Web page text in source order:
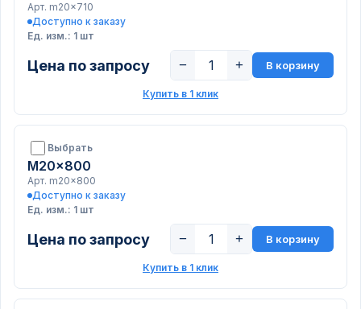
Арт. m20x710
Доступно к заказу
Ед. изм.: 1 шт
Цена по запросу − + В корзину
Купить в 1 клик
Выбрать
M20x800
Арт. m20x800
Доступно к заказу
Ед. изм.: 1 шт
Цена по запросу − + В корзину
Купить в 1 клик